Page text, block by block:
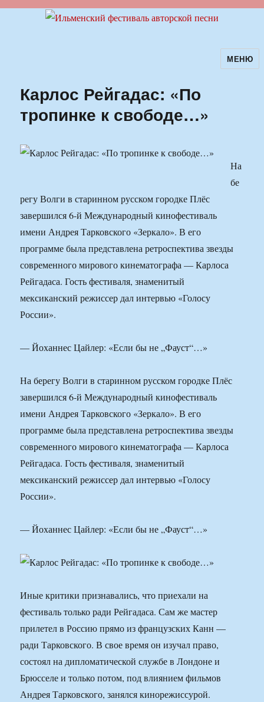
Ильменский фестиваль авторскойМЕНЮ
Карлос Рейгадас: «По
тропинке к свободе…»
На
бе
регу Волги в старинном русском городке Плёс
завершился 6-й Международный кинофестиваль
имени Андрея Тарковского «Зеркало». В его
программе была представлена ретроспектива звезды
современного мирового кинематографа — Карлоса
Рейгадаса. Гость фестиваля, знаменитый
мексиканский режиссер дал интервью «Голосу
России».
— Йоханнес Цайлер: «Если бы не „Фауст“…»
На берегу Волги в старинном русском городке Плёс
завершился 6-й Международный кинофестиваль
имени Андрея Тарковского «Зеркало». В его
программе была представлена ретроспектива звезды
современного мирового кинематографа — Карлоса
Рейгадаса. Гость фестиваля, знаменитый
мексиканский режиссер дал интервью «Голосу
России».
— Йоханнес Цайлер: «Если бы не „Фауст“…»
Иные критики признавались, что приехали на
фестиваль только ради Рейгадаса. Сам же мастер
прилетел в Россию прямо из французских Канн —
ради Тарковского. В свое время он изучал право,
состоял на дипломатической службе в Лондоне и
Брюсселе и только потом, под влиянием фильмов
Андрея Тарковского, занялся кинорежиссурой.